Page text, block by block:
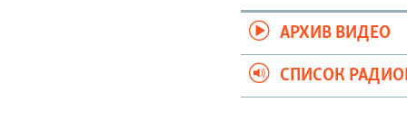
АРХИВ ВИДЕО
СПИСОК